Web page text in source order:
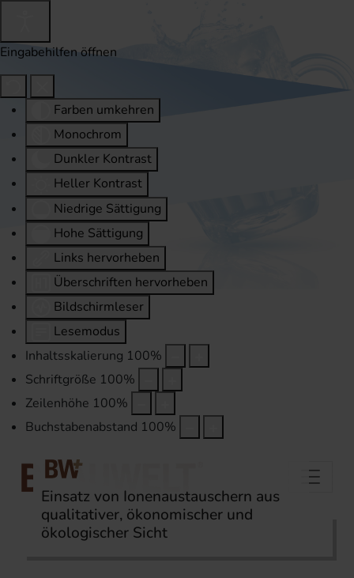
Eingabehilfen öffnen
Farben umkehren
Monochrom
Dunkler Kontrast
Heller Kontrast
Niedrige Sättigung
Hohe Sättigung
Links hervorheben
Überschriften hervorheben
Bildschirmleser
Lesemodus
Inhaltsskalierung 100%
Schriftgröße 100%
Zeilenhöhe 100%
Buchstabenabstand 100%
Startseite Themen Wasser
Einsatz von Ionenaustauschern aus
qualitativer, ökonomischer und
ökologischer Sicht